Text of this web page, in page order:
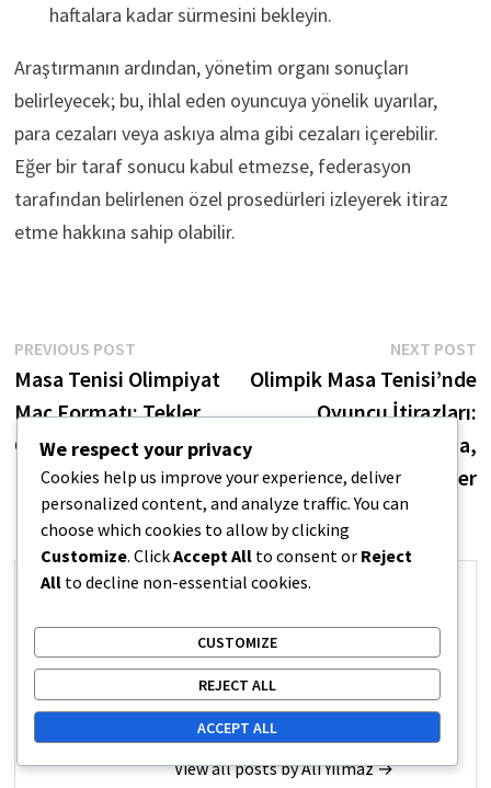
haftalara kadar sürmesini bekleyin.
Araştırmanın ardından, yönetim organı sonuçları
belirleyecek; bu, ihlal eden oyuncuya yönelik uyarılar,
para cezaları veya askıya alma gibi cezaları içerebilir.
Eğer bir taraf sonucu kabul etmezse, federasyon
tarafından belirlenen özel prosedürleri izleyerek itiraz
etme hakkına sahip olabilir.
Post
navigation
PREVIOUS POSTPrevious
post:
Masa Tenisi Olimpiyat
Maç Formatı: Tekler,
Çiftler, Takım
NEXT POST
Olimpik Masa Tenisi’nde
Oyuncu İtirazları:
Kararları Tartışma,
Resmi Talepler
Ali Yılmaz
Ali Yılmaz, masa tenisi hakemi ve
yazarıdır, Olimpiyat kuralları
üzerine uzmanlaşmıştır.
View all posts by Ali Yılmaz →
We respect your privacy
Cookies help us improve your experience, deliver
personalized content, and analyze traffic. You can
choose which cookies to allow by clicking
Customize. ClickAccept All to consent or Reject
All to decline non-essential cookies.
CUSTOMIZE
REJECT ALL
ACCEPT ALL